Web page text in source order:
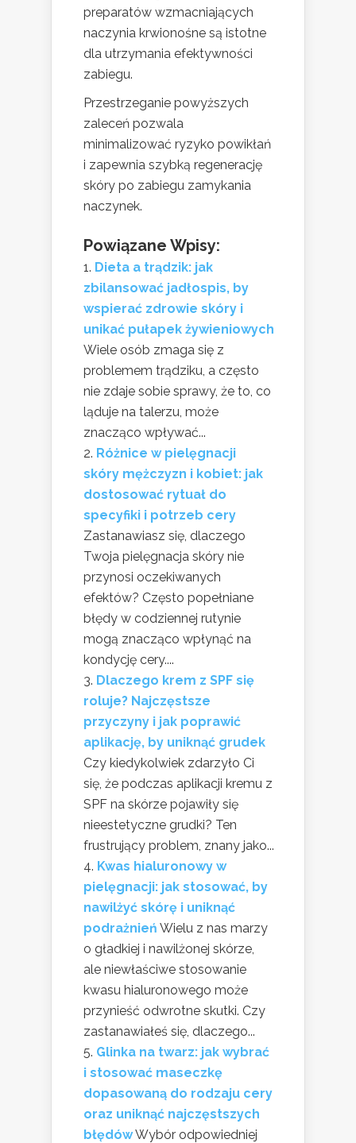
preparatów wzmacniających
naczynia krwionośne są istotne
dla utrzymania efektywności
zabiegu.
Przestrzeganie powyższych
zaleceń pozwala
minimalizować ryzyko powikłań
i zapewnia szybką regenerację
skóry po zabiegu zamykania
naczynek.
Powiązane Wpisy:
Dieta a trądzik: jak
zbilansować jadłospis, by
wspierać zdrowie skóry i
unikać pułapek żywieniowych
Wiele osób zmaga się z
problemem trądziku, a często
nie zdaje sobie sprawy, że to, co
ląduje na talerzu, może
znacząco wpływać...
Różnice w pielęgnacji
skóry mężczyzn i kobiet: jak
dostosować rytuał do
specyfiki i potrzeb cery
Zastanawiasz się, dlaczego
Twoja pielęgnacja skóry nie
przynosi oczekiwanych
efektów? Często popełniane
błędy w codziennej rutynie
mogą znacząco wpłynąć na
kondycję cery....
Dlaczego krem z SPF się
roluje? Najczęstsze
przyczyny i jak poprawić
aplikację, by uniknąć grudek
Czy kiedykolwiek zdarzyło Ci
się, że podczas aplikacji kremu z
SPF na skórze pojawiły się
nieestetyczne grudki? Ten
frustrujący problem, znany jako...
Kwas hialuronowy w
pielęgnacji: jak stosować, by
nawilżyć skórę i uniknąć
podrażnień Wielu z nas marzy
o gładkiej i nawilżonej skórze,
ale niewłaściwe stosowanie
kwasu hialuronowego może
przynieść odwrotne skutki. Czy
zastanawiałeś się, dlaczego...
Glinka na twarz: jak wybrać
i stosować maseczkę
dopasowaną do rodzaju cery
oraz uniknąć najczęstszych
błędówWybór odpowiedniej